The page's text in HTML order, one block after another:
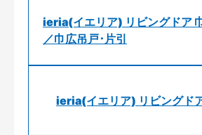
ieria(イエリア) リビングドア
／巾広吊戸･片引
ieria(イエリア) リビングド